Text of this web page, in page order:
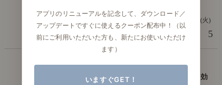
2024年11月19日(火)
リセノ品質管理部 5
家具の匂いが気になる方必見！ 効
アプリのリニューアルを記念して、ダウンロード／
アップデートですぐに使えるクーポン配布中！（以
前にご利用いただいた方も、新たにお使いいただけ
ます）
いますぐGET！